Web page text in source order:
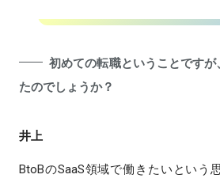
初めての転職ということです
たのでしょうか？
井上
BtoBのSaaS領域で働きたいという